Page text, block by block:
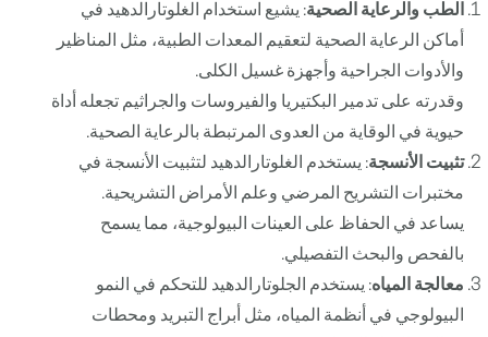
الطب والرعاية الصحية: يشيع استخدام الغلوتارالدهيد في
أماكن الرعاية الصحية لتعقيم المعدات الطبية، مثل المناظير
والأدوات الجراحية وأجهزة غسيل الكلى.
وقدرته على تدمير البكتيريا والفيروسات والجراثيم تجعله أداة
حيوية في الوقاية من العدوى المرتبطة بالرعاية الصحية.
تثبيت الأنسجة: يستخدم الغلوتارالدهيد لتثبيت الأنسجة في
مختبرات التشريح المرضي وعلم الأمراض التشريحية.
يساعد في الحفاظ على العينات البيولوجية، مما يسمح
بالفحص والبحث التفصيلي.
معالجة المياه: يستخدم الجلوتارالدهيد للتحكم في النمو
البيولوجي في أنظمة المياه، مثل أبراج التبريد ومحطات